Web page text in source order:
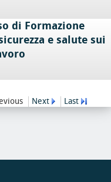
di Formazione
e salute sui
Next Last